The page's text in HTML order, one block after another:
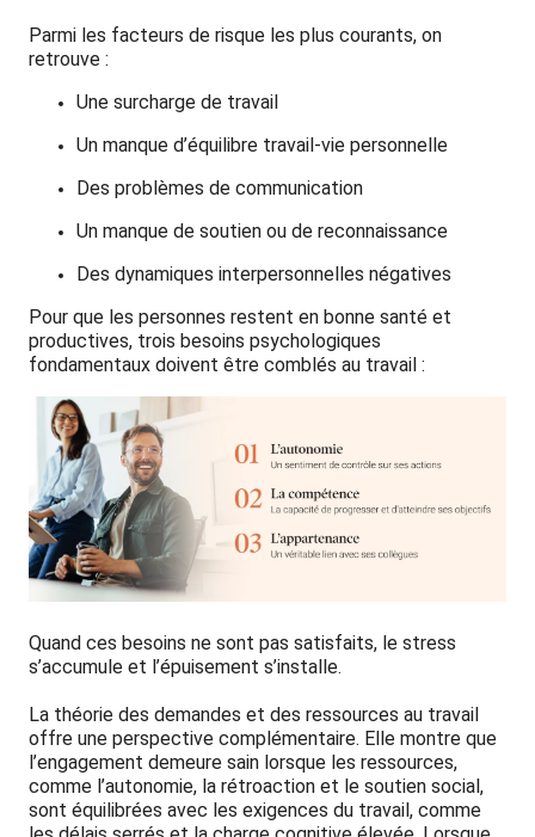
Parmi les facteurs de risque les plus courants, on
retrouve :
Une surcharge de travail
Un manque d’équilibre travail-vie personnelle
Des problèmes de communication
Un manque de soutien ou de reconnaissance
Des dynamiques interpersonnelles négatives
Pour que les personnes restent en bonne santé et
productives, trois besoins psychologiques
fondamentaux doivent être comblés au travail :
Quand ces besoins ne sont pas satisfaits, le stress
s’accumule et l’épuisement s’installe.
La théorie des demandes et des ressources au travail
offre une perspective complémentaire. Elle montre que
l’engagement demeure sain lorsque les ressources,
comme l’autonomie, la rétroaction et le soutien social,
sont équilibrées avec les exigences du travail, comme